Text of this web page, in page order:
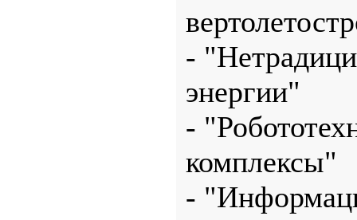
-
энергии"
-
комплексы"
-